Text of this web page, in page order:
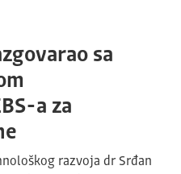
sa
a za
razvoja dr Srđan